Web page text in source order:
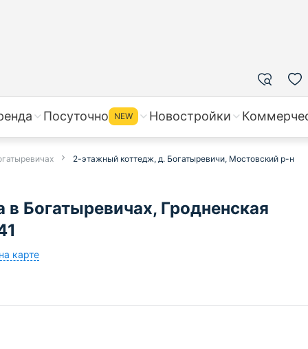
Посуточно NEW Новостройки
2-этажный коттедж, д. Богатыревичи, Мостовский р-н
Богатыревичах, Гродненская
карте